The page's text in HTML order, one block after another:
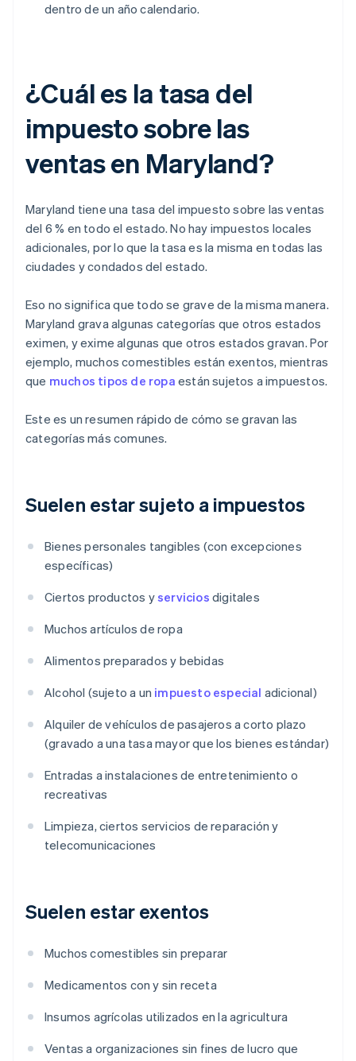
dentro de un año calendario.
¿Cuál es la tasa del
impuesto sobre las
ventas en Maryland?
Maryland tiene una tasa del impuesto sobre las ventas
del 6 % en todo el estado. No hay impuestos locales
adicionales, por lo que la tasa es la misma en todas las
ciudades y condados del estado.
Eso no significa que todo se grave de la misma manera.
Maryland grava algunas categorías que otros estados
eximen, y exime algunas que otros estados gravan. Por
ejemplo, muchos comestibles están exentos, mientras
que muchos tipos de ropa están sujetos a impuestos.
Este es un resumen rápido de cómo se gravan las
categorías más comunes.
Suelen estar sujeto a impuestos
Bienes personales tangibles (con excepciones
específicas)
Ciertos productos yservicios digitales
Muchos artículos de ropa
Alimentos preparados y bebidas
Alcohol (sujeto a un impuesto especial adicional)
Alquiler de vehículos de pasajeros a corto plazo
(gravado a una tasa mayor que los bienes estándar)
Entradas a instalaciones de entretenimiento o
recreativas
Limpieza, ciertos servicios de reparación y
telecomunicaciones
Suelen estar exentos
Muchos comestibles sin preparar
Medicamentos con y sin receta
Insumos agrícolas utilizados en la agricultura
Ventas a organizaciones sin fines de lucro que